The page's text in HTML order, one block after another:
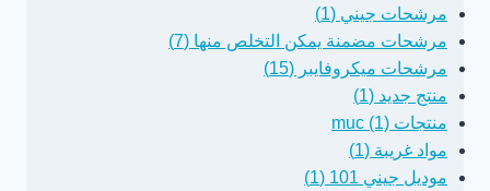
مرشحات جيني (1)
مرشحات مضمنة يمكن التخلص منها (7)
مرشحات ميكروفايبر (15)
منتج جديد (1)
منتجات muc (1)
مواد غريبة (1)
موديل جيني 101 (1)